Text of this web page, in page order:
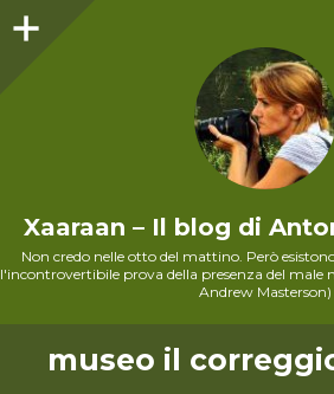
Xaaraan – Il blog di
Non credo nelle otto del mattino. Però
l'incontrovertibile prova della presenza del
Andrew Masterson)
museo il